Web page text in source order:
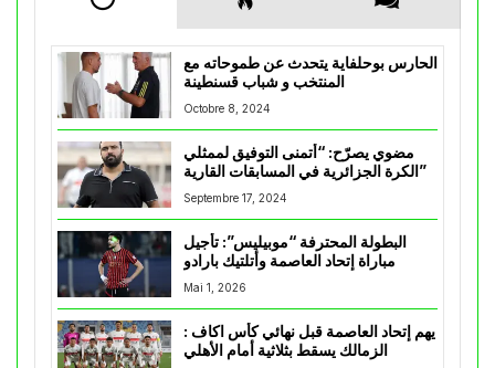
الحارس بوحلفاية يتحدث عن طموحاته مع
المنتخب و شباب قسنطينة
Octobre 8, 2024
مضوي يصرّح: “أتمنى التوفيق لممثلي
الكرة الجزائرية في المسابقات القارية”
Septembre 17, 2024
البطولة المحترفة “موبيليس”: تأجيل
مباراة إتحاد العاصمة وأتلتيك بارادو
Mai 1, 2026
يهم إتحاد العاصمة قبل نهائي كأس اكاف :